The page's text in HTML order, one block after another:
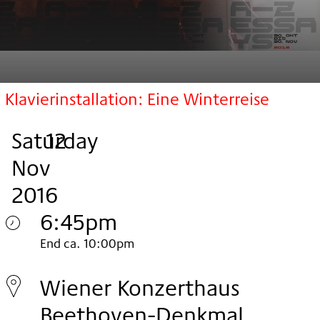
Klavierinstallation: Eine Winterreise
Saturday
, 12
.
Nov
2016
.
6:45pm
Saturday
12.
Nov
End ca. 10:00pm
Wiener Konzerthaus